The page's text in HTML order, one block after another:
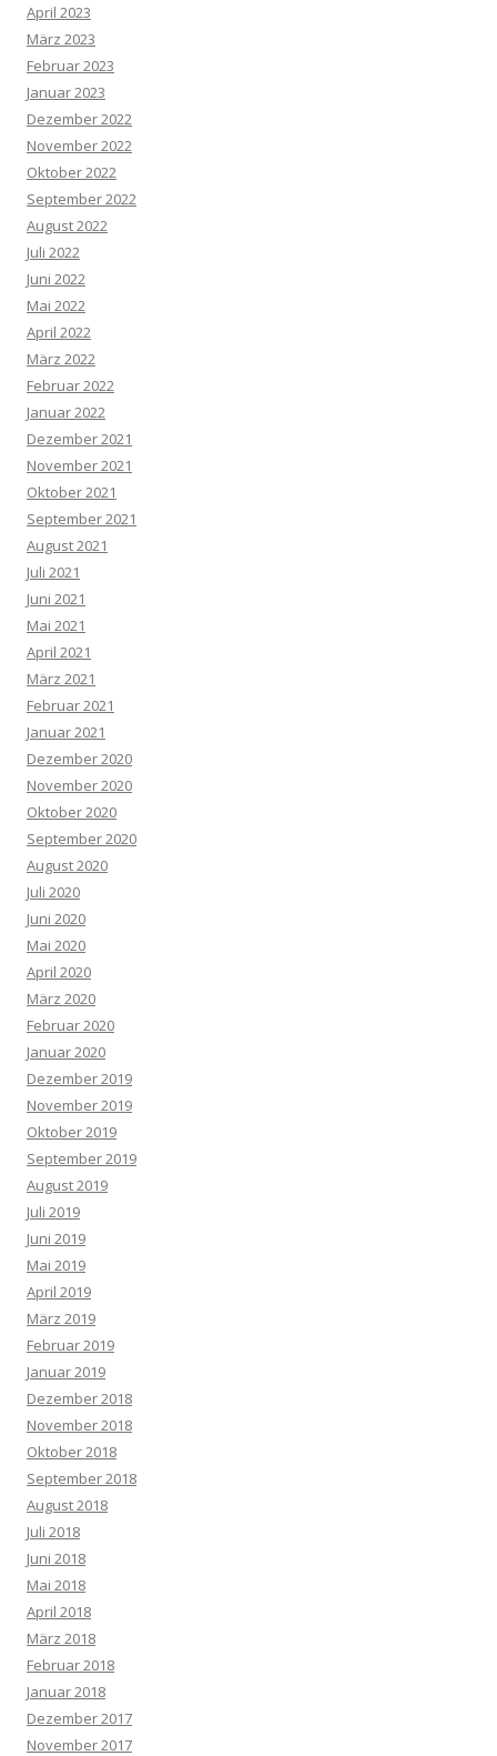
April 2023
März 2023
Februar 2023
Januar 2023
Dezember 2022
November 2022
Oktober 2022
September 2022
August 2022
Juli 2022
Juni 2022
Mai 2022
April 2022
März 2022
Februar 2022
Januar 2022
Dezember 2021
November 2021
Oktober 2021
September 2021
August 2021
Juli 2021
Juni 2021
Mai 2021
April 2021
März 2021
Februar 2021
Januar 2021
Dezember 2020
November 2020
Oktober 2020
September 2020
August 2020
Juli 2020
Juni 2020
Mai 2020
April 2020
März 2020
Februar 2020
Januar 2020
Dezember 2019
November 2019
Oktober 2019
September 2019
August 2019
Juli 2019
Juni 2019
Mai 2019
April 2019
März 2019
Februar 2019
Januar 2019
Dezember 2018
November 2018
Oktober 2018
September 2018
August 2018
Juli 2018
Juni 2018
Mai 2018
April 2018
März 2018
Februar 2018
Januar 2018
Dezember 2017
November 2017